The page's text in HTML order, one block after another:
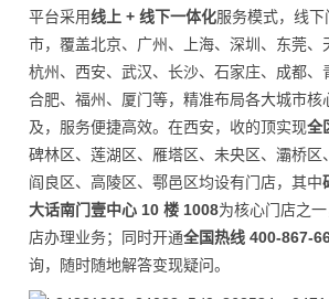
平台采用线上 + 线下一体化服务模式，线
市，覆盖北京、广州、上海、深圳、东莞、
杭州、西安、武汉、长沙、石家庄、成都、
合肥、福州、厦门等，精准布局各大城市核
及，服务便捷高效。在西安，收的顶实现全
碑林区、莲湖区、雁塔区、未央区、灞桥区
阎良区、高陵区、鄠邑区均设有门店，其中
大话南门壹中心 10 楼 1008为核心门店之
店办理业务；同时开通全国热线 400-867-
询，随时随地解答变现疑问。